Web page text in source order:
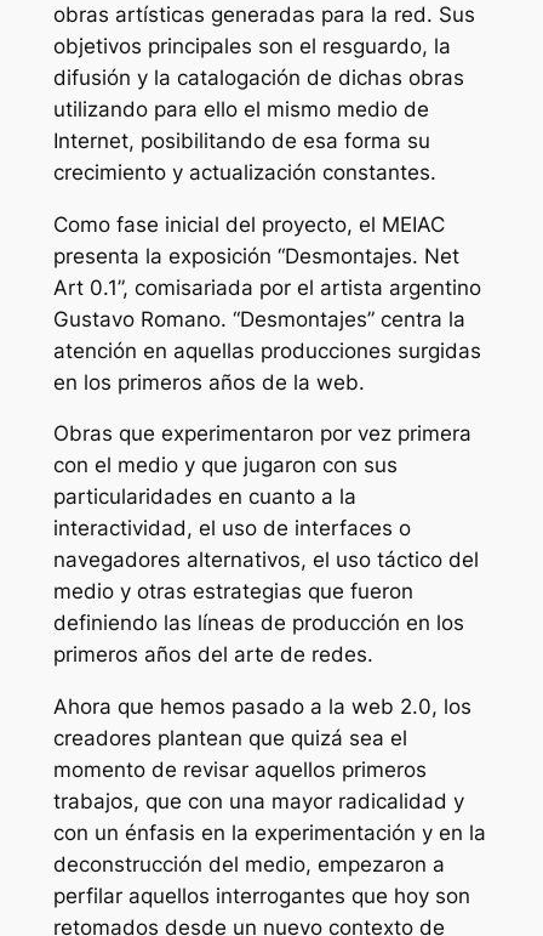
obras artísticas generadas para la red. Sus
objetivos principales son el resguardo, la
difusión y la catalogación de dichas obras
utilizando para ello el mismo medio de
Internet, posibilitando de esa forma su
crecimiento y actualización constantes.
Como fase inicial del proyecto, el MEIAC
presenta la exposición “Desmontajes. Net
Art 0.1”, comisariada por el artista argentino
Gustavo Romano. “Desmontajes” centra la
atención en aquellas producciones surgidas
en los primeros años de la web.
Obras que experimentaron por vez primera
con el medio y que jugaron con sus
particularidades en cuanto a la
interactividad, el uso de interfaces o
navegadores alternativos, el uso táctico del
medio y otras estrategias que fueron
definiendo las líneas de producción en los
primeros años del arte de redes.
Ahora que hemos pasado a la web 2.0, los
creadores plantean que quizá sea el
momento de revisar aquellos primeros
trabajos, que con una mayor radicalidad y
con un énfasis en la experimentación y en la
deconstrucción del medio, empezaron a
perfilar aquellos interrogantes que hoy son
retomados desde un nuevo contexto de